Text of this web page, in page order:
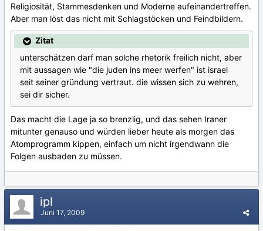
Religiosität, Stammesdenken und Moderne aufeinandertreffen.
Aber man löst das nicht mit Schlagstöcken und Feindbildern.
Zitat
unterschätzen darf man solche rhetorik freilich nicht, aber
mit aussagen wie "die juden ins meer werfen" ist israel
seit seiner gründung vertraut. die wissen sich zu wehren,
sei dir sicher.
Das macht die Lage ja so brenzlig, und das sehen Iraner
mitunter genauso und würden lieber heute als morgen das
Atomprogramm kippen, einfach um nicht irgendwann die
Folgen ausbaden zu müssen.
ipl
Juni 17, 2009